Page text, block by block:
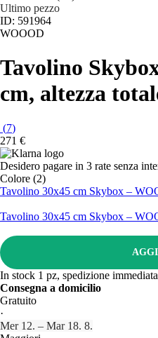
Ultimo pezzo
ID: 591964
WOOOD
Tavolino
cm, altezza
(7)
271 €
Desidero pagare in 3 rate senza
Colore (2)
Tavolino 30x45 cm Skybox –
Tavolino 30x45 cm Skybox –
In stock 1 pz, spedizione immediata
Consegna a domicilio
Gratuito
·
Mer 12. – Mar 18. 8.